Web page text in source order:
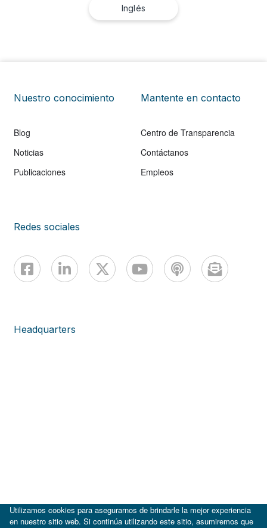
Inglés
Nuestro conocimiento
Blog
Noticias
Publicaciones
Mantente en contacto
Centro de Transparencia
Contáctanos
Empleos
Redes sociales
Headquarters
Utilizamos cookies para asegurarnos de brindarle la mejor experiencia
en nuestro sitio web. Si continúa utilizando este sitio, asumiremos que